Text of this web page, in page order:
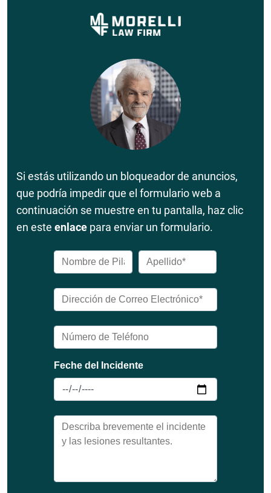
Si estás utilizando un bloqueador de anuncios,
que podría impedir que el formulario web a
continuación se muestre en tu pantalla, haz clic
en este enlace para enviar un formulario.